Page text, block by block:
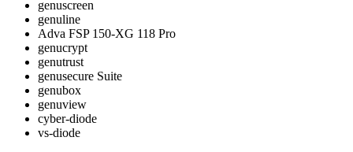
genuscreen
genuline
Adva FSP 150-XG 118 Pro
genucrypt
genutrust
genusecure Suite
genubox
genuview
cyber-diode
vs-diode